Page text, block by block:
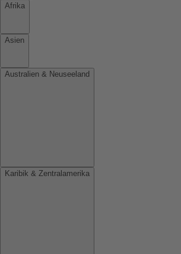
Afrika
Asien
Australien & Neuseeland
Karibik & Zentralamerika